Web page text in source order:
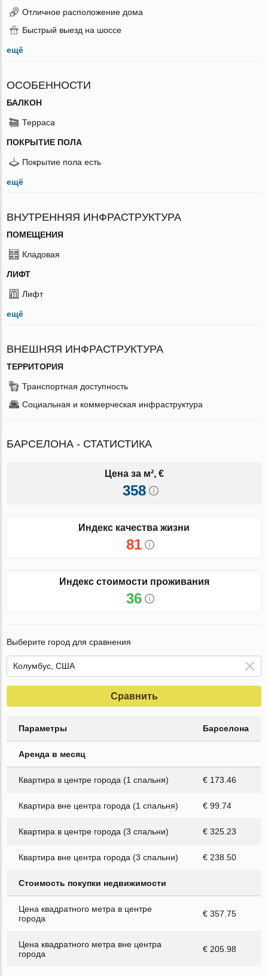
Отличное расположение дома
Быстрый выезд на шоссе
ещё
ОСОБЕННОСТИ
БАЛКОН
Терраса
ПОКРЫТИЕ ПОЛА
Покрытие пола есть
ещё
ВНУТРЕННЯЯ ИНФРАСТРУКТУРА
ПОМЕЩЕНИЯ
Кладовая
ЛИФТ
Лифт
ещё
ВНЕШНЯЯ ИНФРАСТРУКТУРА
ТЕРРИТОРИЯ
Транспортная доступность
Социальная и коммерческая инфраструктура
БАРСЕЛОНА - СТАТИСТИКА
Цена за м², €
358
Индекс качества жизни
81
Индекс стоимости проживания
36
Выберите город для сравнения
Сравнить
Параметры Барселона
Аренда в месяц
Квартира в центре города (1 спальня) € 173.46
Квартира вне центра города (1 спальня) € 99.74
Квартира в центре города (3 спальни) € 325.23
Квартира вне центра города (3 спальни) € 238.50
Стоимость покупки недвижимости
Цена квадратного метра в центре
города
€ 357.75
Цена квадратного метра вне центра
города
€ 205.98